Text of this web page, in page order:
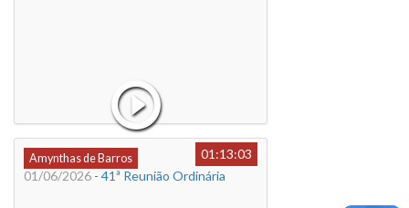
Amynthas de Barros
01:13:03
01/06/2026 - 41ª Reunião Ordinária